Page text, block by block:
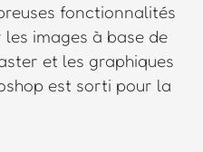
fonctionnalités
les images à base de
et les graphiques
est sorti pour la